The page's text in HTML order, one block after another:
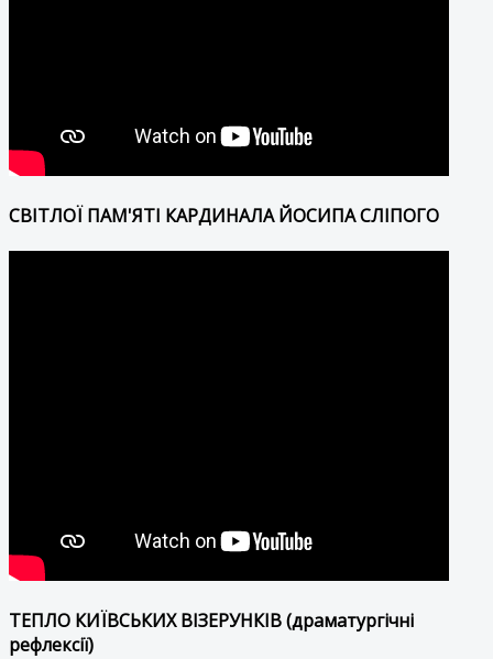
СВІТЛОЇ ПАМ'ЯТІ КАРДИНАЛА ЙОСИПА СЛІПОГО
ТЕПЛО КИЇВСЬКИХ ВІЗЕРУНКІВ (драматургічні
рефлексії)